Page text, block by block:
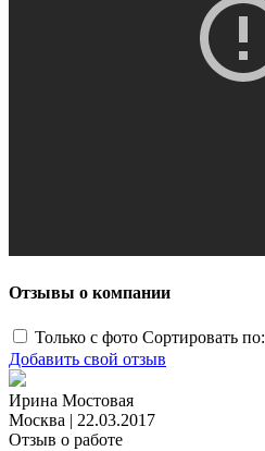
Отзывы о компании
Только с фото Сортировать по:
Добавить свой отзыв
Ирина Мостовая
Москва | 22.03.2017
Отзыв о работе